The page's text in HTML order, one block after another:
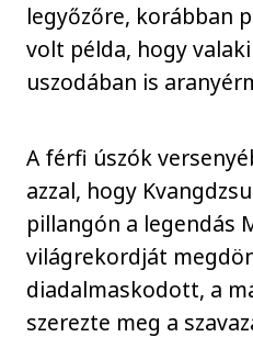
legyőzőre, korábban
volt példa, hogy
uszodában is
A férfi úszók
azzal, hogy
pillangón a legendás
világrekordját
diadalmaskodott, a
szerezte meg a